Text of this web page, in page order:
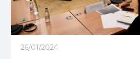
26/01/2024